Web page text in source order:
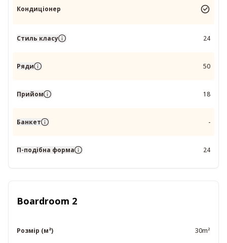
Кондиціонер
Стиль класу 24
Ряди 50
Прийом 18
Банкет -
П-подібна форма 24
Boardroom 2
Розмір (м²) 30m²